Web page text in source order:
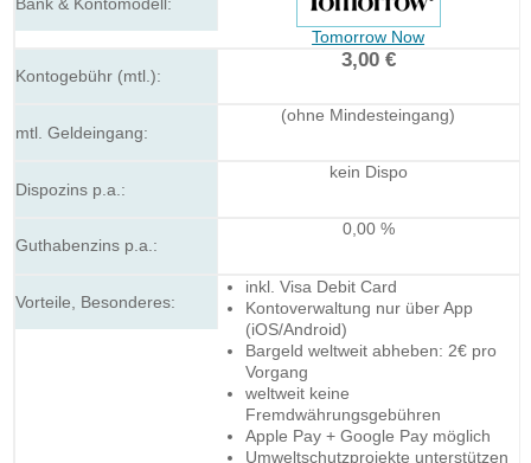
Tomorrow Now
3,00 €
(ohne Mindesteingang)
kein Dispo
0,00 %
inkl. Visa Debit Card
Kontoverwaltung nur über App
(iOS/Android)
Bargeld weltweit abheben: 2€ pro
Vorgang
weltweit keine
Fremdwährungsgebühren
Apple Pay + Google Pay möglich
Umweltschutzprojekte unterstützen